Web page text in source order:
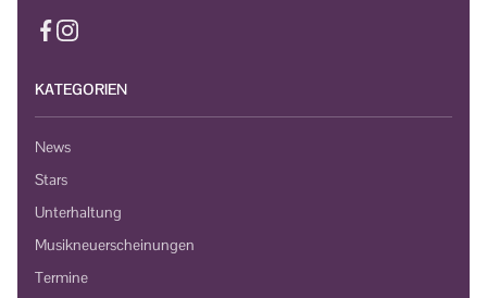
KATEGORIEN
News
Stars
Unterhaltung
Musikneuerscheinungen
Termine